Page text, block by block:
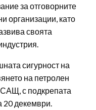
за отговорните
организации, като
своята
сигурност на
на петролен
САЩ, с подкрепата
20 декември.